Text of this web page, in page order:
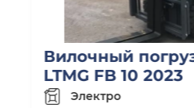
Вилочный
LTMG FB 10 2023
Электро